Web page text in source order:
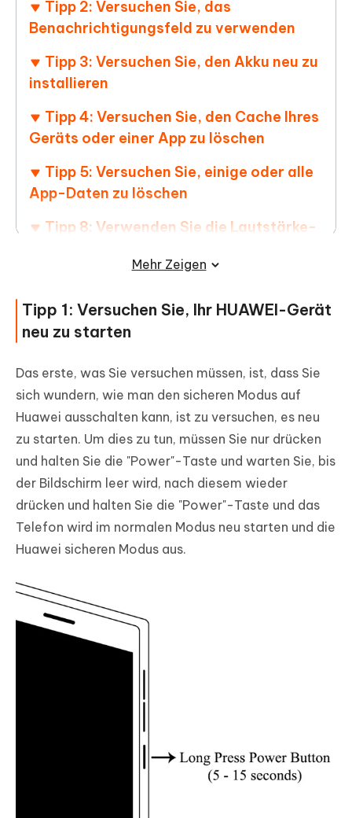
Tipp 2: Versuchen Sie, das
Benachrichtigungsfeld zu verwenden
Tipp 3: Versuchen Sie, den Akku neu zu
installieren
Tipp 4: Versuchen Sie, den Cache Ihres
Geräts oder einer App zu löschen
Tipp 5: Versuchen Sie, einige oder alle
App-Daten zu löschen
Tipp 8: Verwenden Sie die Lautstärke-
abgesicherten Modus auf dem HUAWEI-
Tipp 9: Es ist notwendig, die Hardware
Tipps nicht funktionieren
Mehr Zeigen
Tipp 1: Versuchen Sie, Ihr HUAWEI-Gerät
neu zu starten
Das erste, was Sie versuchen müssen, ist, dass Sie
sich wundern, wie man den sicheren Modus auf
Huawei ausschalten kann, ist zu versuchen, es neu
zu starten. Um dies zu tun, müssen Sie nur drücken
und halten Sie die "Power"-Taste und warten Sie, bis
der Bildschirm leer wird, nach diesem wieder
drücken und halten Sie die "Power"-Taste und das
Telefon wird im normalen Modus neu starten und die
Huawei sicheren Modus aus.